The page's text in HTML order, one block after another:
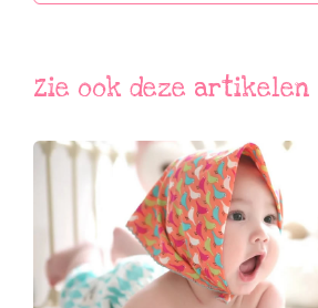
Zie ook deze artikelen